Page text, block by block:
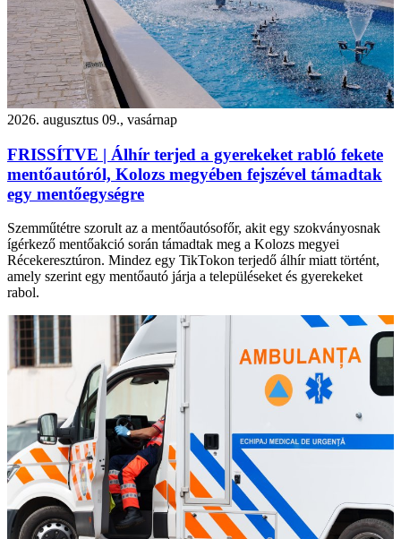
2026. augusztus 09., vasárnap
FRISSÍTVE | Álhír terjed a gyerekeket rabló fekete
mentőautóról, Kolozs megyében fejszével támadtak
egy mentőegységre
Szemműtétre szorult az a mentőautósofőr, akit egy szokványosnak
ígérkező mentőakció során támadtak meg a Kolozs megyei
Récekeresztúron. Mindez egy TikTokon terjedő álhír miatt történt,
amely szerint egy mentőautó járja a településeket és gyerekeket
rabol.